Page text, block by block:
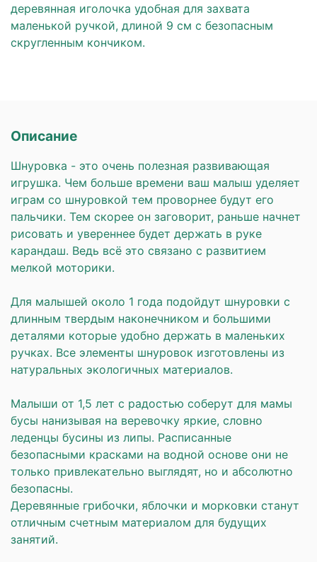
деревянная иголочка удобная для захвата
маленькой ручкой, длиной 9 см с безопасным
скругленным кончиком.
Описание
Шнуровка - это очень полезная развивающая
игрушка. Чем больше времени ваш малыш уделяет
играм со шнуровкой тем проворнее будут его
пальчики. Тем скорее он заговорит, раньше начнет
рисовать и увереннее будет держать в руке
карандаш. Ведь всё это связано с развитием
мелкой моторики.
Для малышей около 1 года подойдут шнуровки с
длинным твердым наконечником и большими
деталями которые удобно держать в маленьких
ручках. Все элементы шнуровок изготовлены из
натуральных экологичных материалов.
Малыши от 1,5 лет с радостью соберут для мамы
бусы нанизывая на веревочку яркие, словно
леденцы бусины из липы. Расписанные
безопасными красками на водной основе они не
только привлекательно выглядят, но и абсолютно
безопасны.
Деревянные грибочки, яблочки и морковки станут
отличным счетным материалом для будущих
занятий.